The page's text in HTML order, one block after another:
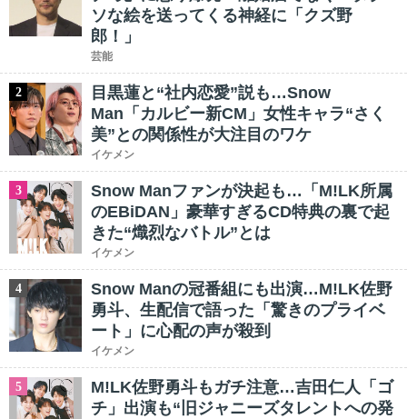
ソな絵を送ってくる神経に「クズ野
郎！」
芸能
2
目黒蓮と“社内恋愛”説も…Snow
Man「カルビー新CM」女性キャラ“さく
美”との関係性が大注目のワケ
イケメン
3
Snow Manファンが決起も…「M!LK所属
のEBiDAN」豪華すぎるCD特典の裏で起
きた“熾烈なバトル”とは
イケメン
4
Snow Manの冠番組にも出演…M!LK佐野
勇斗、生配信で語った「驚きのプライベ
ート」に心配の声が殺到
イケメン
5
M!LK佐野勇斗もガチ注意…吉田仁人「ゴ
チ」出演も“旧ジャニーズタレントへの発